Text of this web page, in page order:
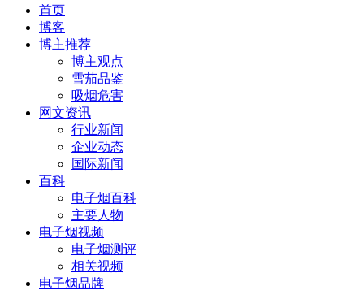
首页
博客
博主推荐
博主观点
雪茄品鉴
吸烟危害
网文资讯
行业新闻
企业动态
国际新闻
百科
电子烟百科
主要人物
电子烟视频
电子烟测评
相关视频
电子烟品牌